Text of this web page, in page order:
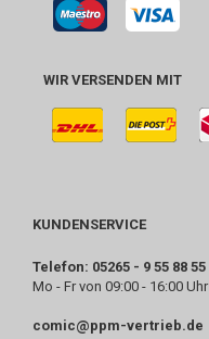
WIR VERSENDEN MIT
KUNDENSERVICE
Telefon: 05265 - 9 55 88 55
Mo - Fr von 09:00 - 16:00 Uhr
comic@ppm-vertrieb.de